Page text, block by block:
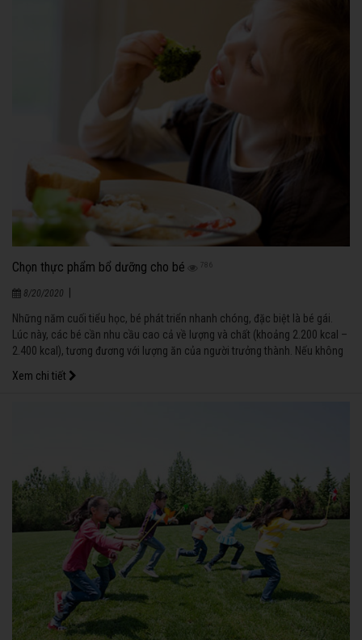
Chọn thực phẩm bổ dưỡng cho bé 786
8/20/2020
Những năm cuối tiểu học, bé phát triển nhanh chóng, đặc biệt là bé gái.
Lúc này, các bé cần nhu cầu cao cả về lượng và chất (khoảng 2.200 kcal –
2.400 kcal), tương đương với lượng ăn của người trưởng thành. Nếu không
phát triển hết tiềm năng về tầm vóc cũng như khả năng học tập lâu dài.
Xem chi tiết